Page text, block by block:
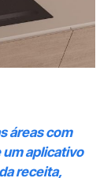
áreas com
aplicativo
receita,